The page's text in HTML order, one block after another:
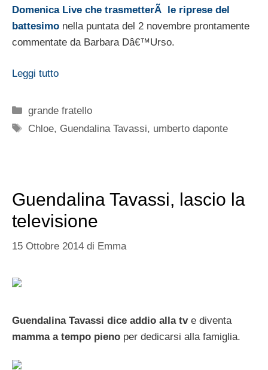
Domenica Live che trasmetterÃ le riprese del
battesimo nella puntata del 2 novembre prontamente
commentate da Barbara Dâ€™Urso.
Leggi tutto
Categorie
grande fratello
Tag
Chloe, Guendalina Tavassi, umberto daponte
Guendalina Tavassi, lascio la
televisione
15 Ottobre 2014 di Emma
Guendalina Tavassi dice addio alla tv e diventa
mamma a tempo pieno per dedicarsi alla famiglia.